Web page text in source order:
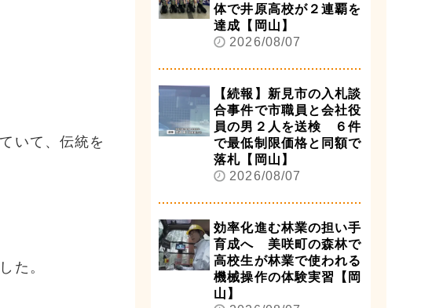
いて、伝統を
た。
体で井原高校が２連覇を
達成【岡山】
2026/08/07
【続報】新見市の入札談
合事件で市職員と会社役
員の男２人を送検 ６件
で最低制限価格と同額で
落札【岡山】
2026/08/07
効率化進む林業の担い手
育成へ 美咲町の森林で
高校生が林業で使われる
機械操作の体験実習【岡
山】